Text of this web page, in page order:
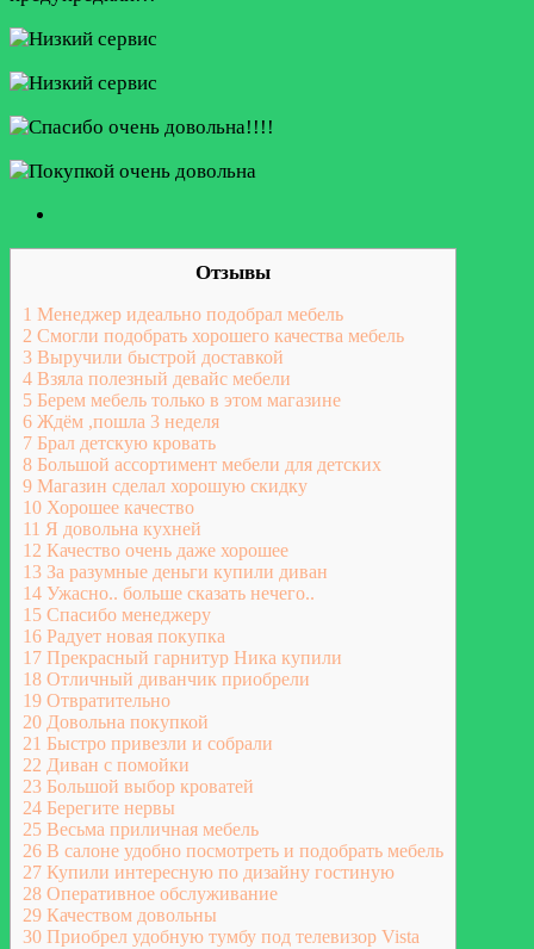
Отзывы
1 Менеджер идеально подобрал мебель
2 Смогли подобрать хорошего качества мебель
3 Выручили быстрой доставкой
4 Взяла полезный девайс мебели
5 Берем мебель только в этом магазине
6 Ждём ,пошла 3 неделя
7 Брал детскую кровать
8 Большой ассортимент мебели для детских
9 Магазин сделал хорошую скидку
10 Хорошее качество
11 Я довольна кухней
12 Качество очень даже хорошее
13 За разумные деньги купили диван
14 Ужасно.. больше сказать нечего..
15 Спасибо менеджеру
16 Радует новая покупка
17 Прекрасный гарнитур Ника купили
18 Отличный диванчик приобрели
19 Отвратительно
20 Довольна покупкой
21 Быстро привезли и собрали
22 Диван с помойки
23 Большой выбор кроватей
24 Берегите нервы
25 Весьма приличная мебель
26 В салоне удобно посмотреть и подобрать мебель
27 Купили интересную по дизайну гостиную
28 Оперативное обслуживание
29 Качеством довольны
30 Приобрел удобную тумбу под телевизор Vista